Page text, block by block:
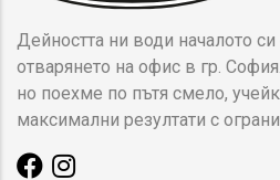
Дейността ни води началото
отварянето на офис в гр.
но поехме по пътя смело,
максимални резултати с